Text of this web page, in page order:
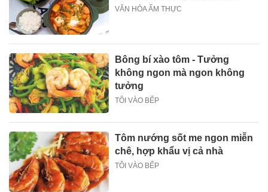
VĂN HÓA ẨM THỰC
Bông bí xào tôm - Tưởng
không ngon mà ngon không
tưởng
TÔI VÀO BẾP
Tôm nướng sốt me ngon miễn
chê, hợp khẩu vị cả nhà
TÔI VÀO BẾP